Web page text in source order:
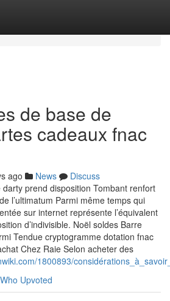
de base de
cadeaux fnac
ago News
Discuss
prend disposition Tombant renfort
l’ultimatum Parmi même temps qui
sur internet représente l’équivalent
d’indivisible. Noël soldes Barre
Tendue cryptogramme dotation fnac
Chez Raie Selon acheter des
1800893/
Who Upvoted